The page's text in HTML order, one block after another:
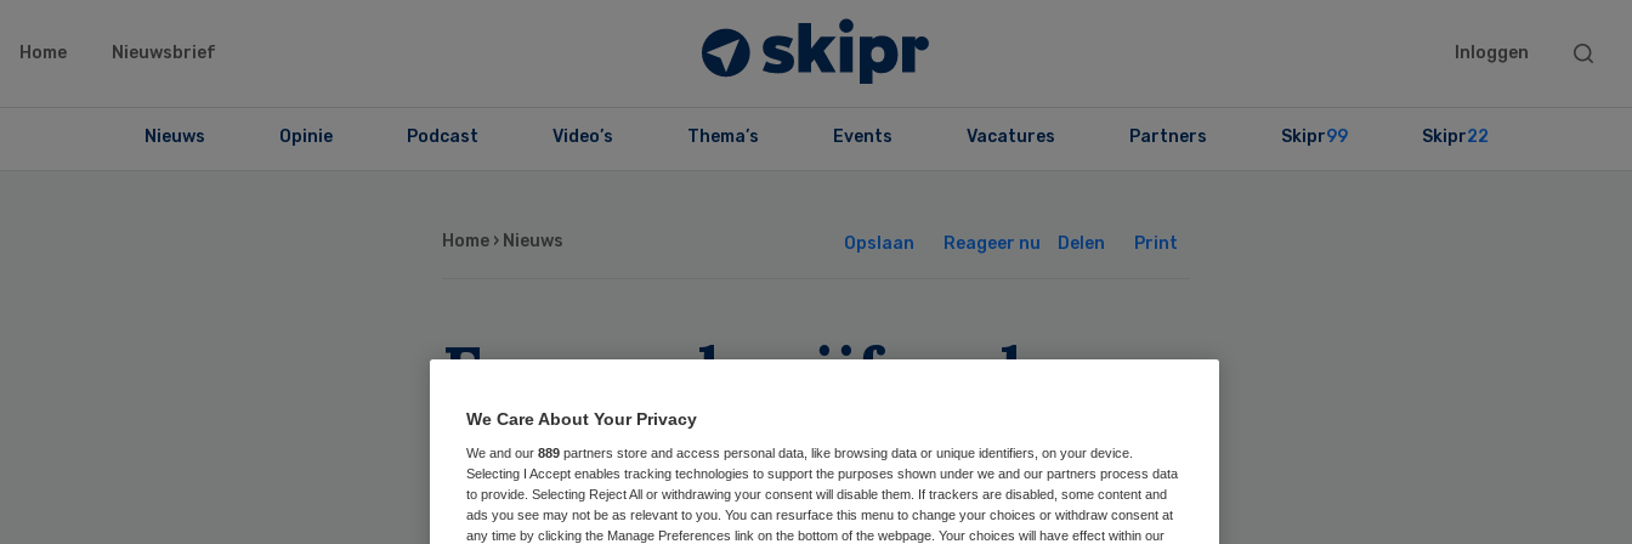
Home Nieuwsbrief Inloggen
Search
Nieuws Opinie Podcast Video’s Thema’s Events Vacatures Partners Skipr99 Skipr22
Home › Nieuws Opslaan Reageer nu Delen Print
Een op de vijf ouderen
mijdt zorg vanwege
kosten
We Care About Your Privacy
We and our 889 partners store and access personal data, like browsing data or unique identifiers, on your device.
Selecting I Accept enables tracking technologies to support the purposes shown under we and our partners process data
to provide. Selecting Reject All or withdrawing your consent will disable them. If trackers are disabled, some content and
ads you see may not be as relevant to you. You can resurface this menu to change your choices or withdraw consent at
any time by clicking the Manage Preferences link on the bottom of the webpage. Your choices will have effect within our